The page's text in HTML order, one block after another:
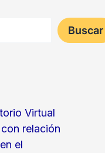
Buscar
Virtual
relación
el